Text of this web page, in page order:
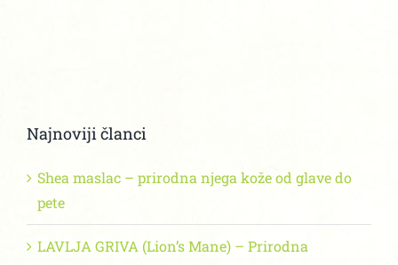
Najnoviji članci
Shea maslac – prirodna njega kože od glave do
pete
LAVLJA GRIVA (Lion’s Mane) – Prirodna